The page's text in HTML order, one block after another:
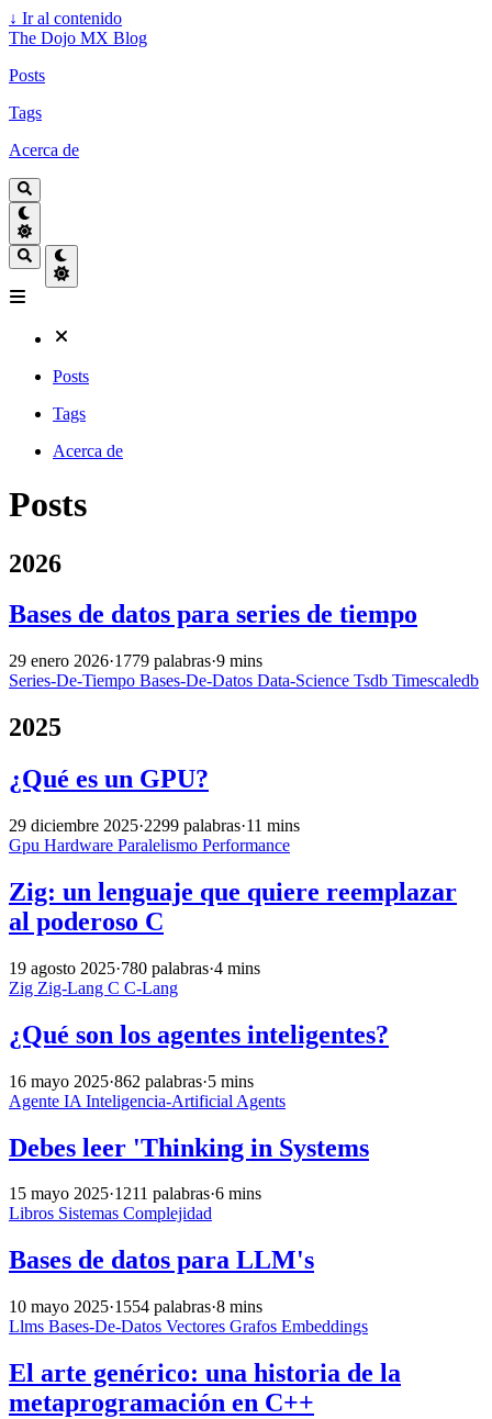
↓ Ir al contenido
The Dojo MX Blog
Posts
Tags
Acerca de
Posts
Tags
Acerca de
Posts
2026
Bases de datos para series de tiempo
29 enero 2026·1779 palabras·9 mins
Series-De-Tiempo Bases-De-Datos Data-Science Tsdb Timescaledb
2025
¿Qué es un GPU?
29 diciembre 2025·2299 palabras·11 mins
Gpu Hardware Paralelismo Performance
Zig: un lenguaje que quiere reemplazar
al poderoso C
19 agosto 2025·780 palabras·4 mins
Zig Zig-Lang C C-Lang
¿Qué son los agentes inteligentes?
16 mayo 2025·862 palabras·5 mins
Agente IA Inteligencia-Artificial Agents
Debes leer 'Thinking in Systems
15 mayo 2025·1211 palabras·6 mins
Libros Sistemas Complejidad
Bases de datos para LLM's
10 mayo 2025·1554 palabras·8 mins
Llms Bases-De-Datos Vectores Grafos Embeddings
El arte genérico: una historia de la
metaprogramación en C++